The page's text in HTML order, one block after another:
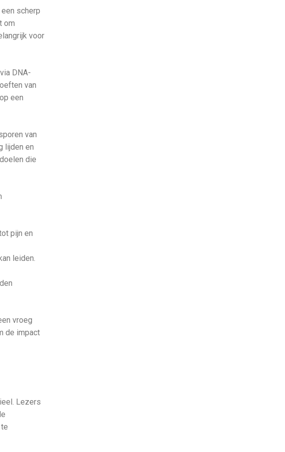
scherp
om
voor
DNA-
van
een
van
lijden en
die
pijn en
leiden.
vroeg
de impact
Lezers